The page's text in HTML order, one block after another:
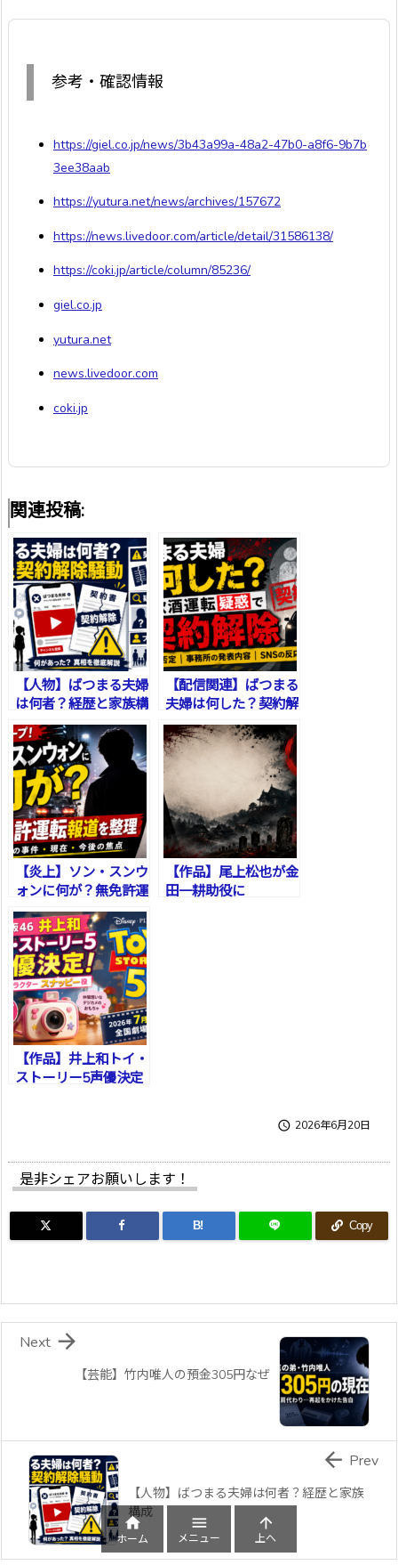
参考・確認情報
https://giel.co.jp/news/3b43a99a-48a2-47b0-a8f6-9b7b
3ee38aab
https://yutura.net/news/archives/157672
https://news.livedoor.com/article/detail/31586138/
https://coki.jp/article/column/85236/
giel.co.jp
yutura.net
news.livedoor.com
coki.jp
関連投稿:
【人物】ばつまる夫婦
は何者？経歴と家族構
成
【配信関連】ばつまる
夫婦は何した？契約解
除の理由
【炎上】ソン・スンウ
ォンに何が？無免許運
転報道
【作品】尾上松也が金
田一耕助役に
【作品】井上和トイ・
ストーリー5声優決定
 2026年6月20日
是非シェアお願いします！
B! Copy
【芸能】竹内唯人の預金305円なぜ

Next
【人物】ばつまる夫婦は何者？経歴と家族
構成
 Prev

ホーム

メニュー

上へ